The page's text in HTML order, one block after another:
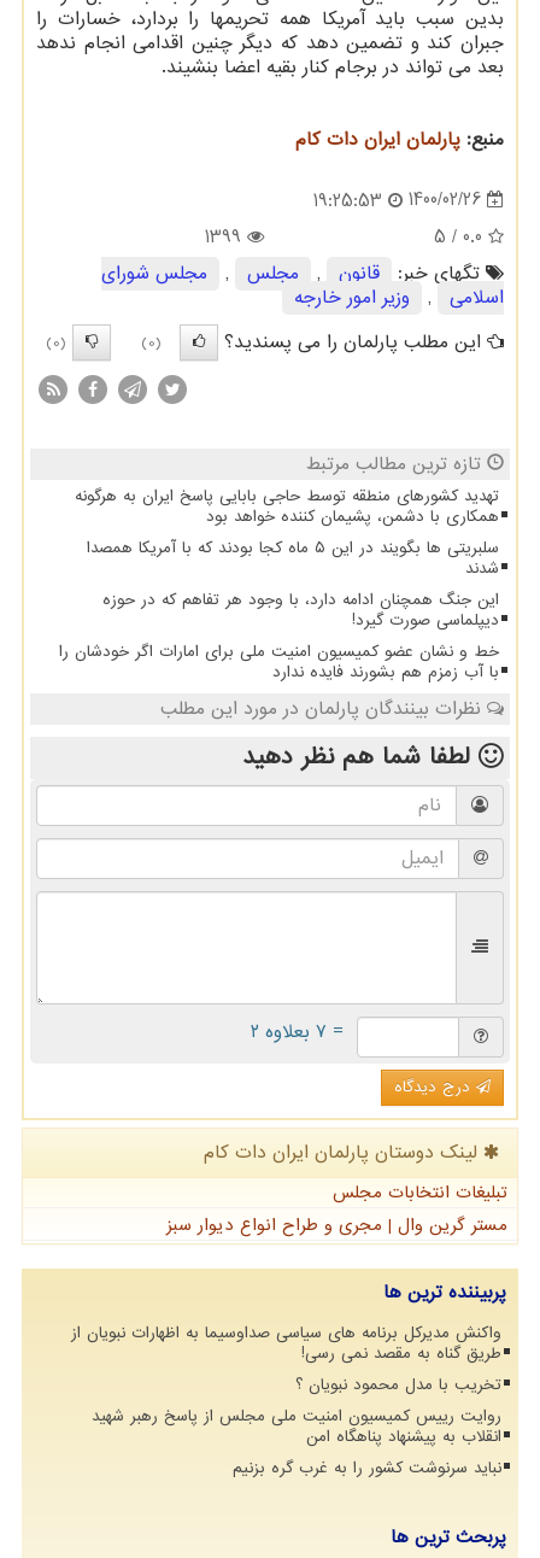
بدین سبب باید آمریکا همه تحریمها را بردارد، خسارات را
جبران کند و تضمین دهد که دیگر چنین اقدامی انجام ندهد
بعد می تواند در برجام کنار بقیه اعضا بنشیند.
منبع: پارلمان ایران دات كام
1400/02/26
19:25:53
0.0
/ 5
1399
تگهای خبر:
قانون , مجلس ,
مجلس شورای
اسلامی
,
وزیر امور خارجه
این مطلب پارلمان را می پسندید؟
(0)
(0)
تازه ترین مطالب مرتبط
تهدید کشورهای منطقه توسط حاجی بابایی پاسخ ایران به هرگونه
همکاری با دشمن، پشیمان کننده خواهد بود
سلبریتی ها بگویند در این ۵ ماه کجا بودند که با آمریکا همصدا
شدند
این جنگ همچنان ادامه دارد، با وجود هر تفاهم که در حوزه
دیپلماسی صورت گیرد!
خط و نشان عضو کمیسیون امنیت ملی برای امارات اگر خودشان را
با آب زمزم هم بشورند فایده ندارد
نظرات بینندگان پارلمان در مورد این مطلب
لطفا شما همنظر دهید
= ۷ بعلاوه ۲
درج دیدگاه
لینک دوستان پارلمان ایران دات كام
تبلیغات انتخابات مجلس
مستر گرین وال | مجری و طراح انواع دیوار سبز
پربیننده ترین ها
واکنش مدیرکل برنامه های سیاسی صداوسیما به اظهارات نبویان از
طریق گناه به مقصد نمی رسی!
تخریب با مدل محمود نبویان ؟
روایت رییس کمیسیون امنیت ملی مجلس از پاسخ رهبر شهید
انقلاب به پیشنهاد پناهگاه امن
نباید سرنوشت کشور را به غرب گره بزنیم
پربحث ترین ها